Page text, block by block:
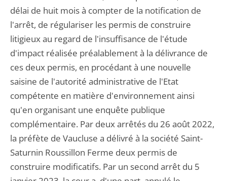
délai de huit mois à compter de la notification de
l'arrêt, de régulariser les permis de construire
litigieux au regard de l'insuffisance de l'étude
d'impact réalisée préalablement à la délivrance de
ces deux permis, en procédant à une nouvelle
saisine de l'autorité administrative de l'Etat
compétente en matière d'environnement ainsi
qu'en organisant une enquête publique
complémentaire. Par deux arrêtés du 26 août 2022,
la préfète de Vaucluse a délivré à la société Saint-
Saturnin Roussillon Ferme deux permis de
construire modificatifs. Par un second arrêt du 5